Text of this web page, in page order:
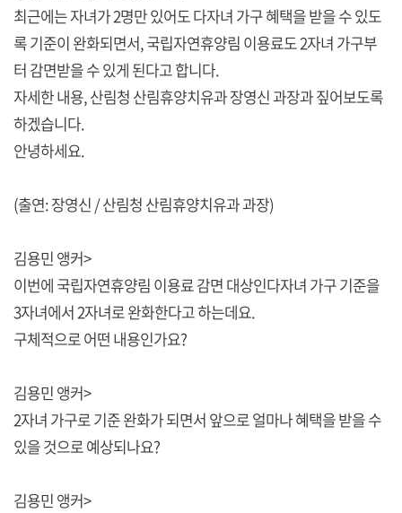
최근에는 자녀가 2명만 있어도 다자녀 가구 혜택을 받을 수 있도
록 기준이 완화되면서, 국립자연휴양림 이용료도 2자녀 가구부
터 감면받을 수 있게 된다고 합니다.
자세한 내용, 산림청 산림휴양치유과 장영신 과장과 짚어보도록
하겠습니다.
안녕하세요.
(출연: 장영신 / 산림청 산림휴양치유과 과장)
김용민 앵커>
이번에 국립자연휴양림 이용료 감면 대상인다자녀 가구 기준을
3자녀에서 2자녀로 완화한다고 하는데요.
구체적으로 어떤 내용인가요?
김용민 앵커>
2자녀 가구로 기준 완화가 되면서 앞으로 얼마나 혜택을 받을 수
있을 것으로 예상되나요?
김용민 앵커>